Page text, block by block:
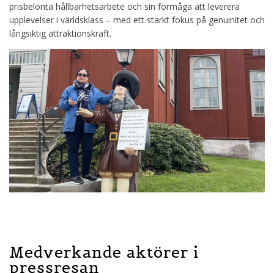
prisbelönta hållbarhetsarbete och sin förmåga att leverera
upplevelser i världsklass – med ett starkt fokus på genuinitet och
långsiktig attraktionskraft.
Medverkande aktörer i
pressresan